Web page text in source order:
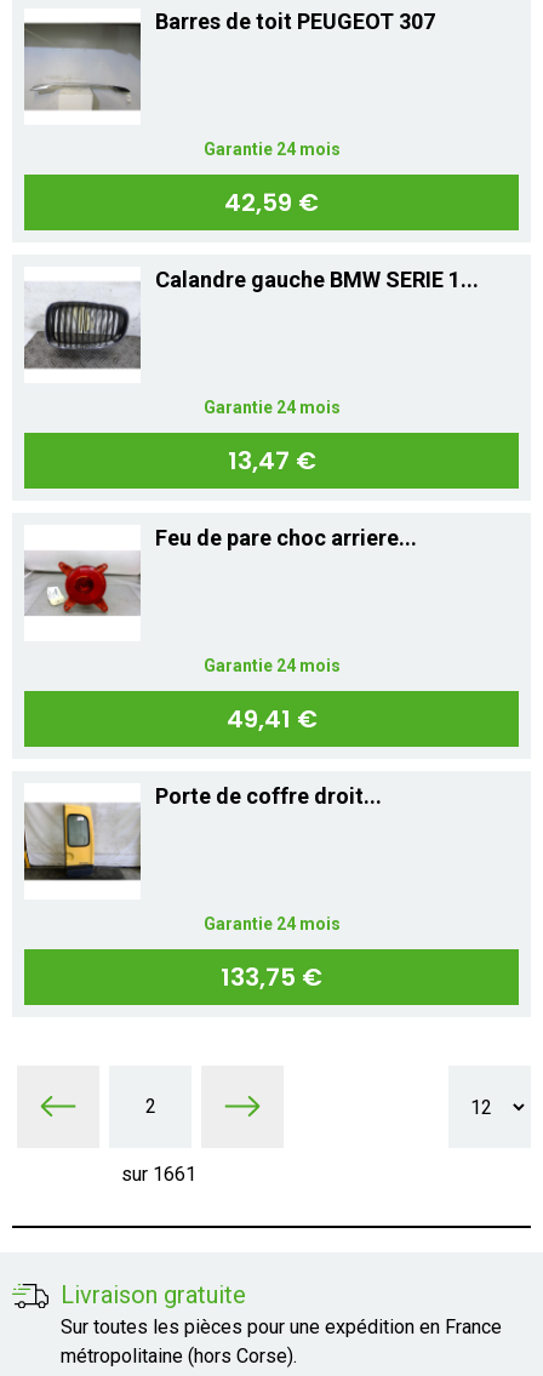
Barres de toit PEUGEOT 307
Garantie 24 mois
42,59 €
Calandre gauche BMW SERIE 1...
Garantie 24 mois
13,47 €
Feu de pare choc arriere...
Garantie 24 mois
49,41 €
Porte de coffre droit...
Garantie 24 mois
133,75 €
2
sur 1661
Livraison gratuite
Sur toutes les pièces pour une expédition en France
métropolitaine (hors Corse).